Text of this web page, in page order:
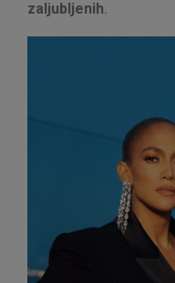
zaljubljenih.